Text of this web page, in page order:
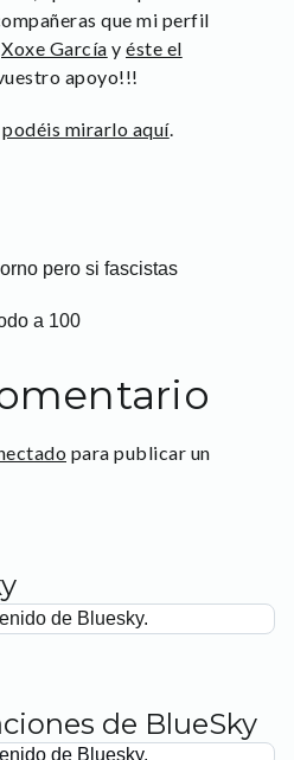
que mi perfil
Xoxe García y éste el
apoyo!!!
podéis mirarlo aquí.
pero si fascistas
a 100
para publicar un
de Bluesky.
de BlueSky
de Bluesky.